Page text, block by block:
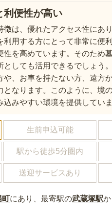
利便性が高い
徴は、優れたアクセス性にあ
利用する方にとって非常に便
性を高めています。そのため
としても活用できるでしょう
や、お車を持たない方、遠方
となります。このように、境
みやすい環境を提供していま
生前申込可能
駅から徒歩5分圏内
送迎サービスあり
町にあり 、最寄駅の武蔵塚駅か